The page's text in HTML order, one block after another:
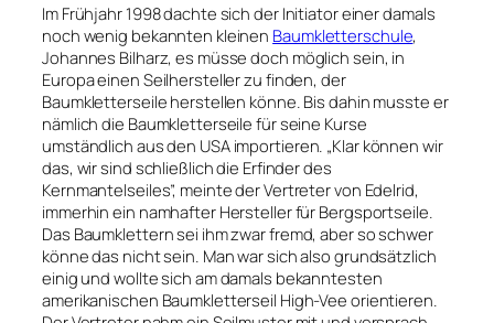
Im Frühjahr 1998 dachte sich der Initiator einer damals
noch wenig bekannten kleinen Baumkletterschule,
Johannes Bilharz, es müsse doch möglich sein, in
Europa einen Seilhersteller zu finden, der
Baumkletterseile herstellen könne. Bis dahin musste er
nämlich die Baumkletterseile für seine Kurse
umständlich aus den USA importieren. „Klar können wir
das, wir sind schließlich die Erfinder des
Kernmantelseiles”, meinte der Vertreter von Edelrid,
immerhin ein namhafter Hersteller für Bergsportseile.
Das Baumklettern sei ihm zwar fremd, aber so schwer
könne das nicht sein. Man war sich also grundsätzlich
einig und wollte sich am damals bekanntesten
amerikanischen Baumkletterseil High-Vee orientieren.